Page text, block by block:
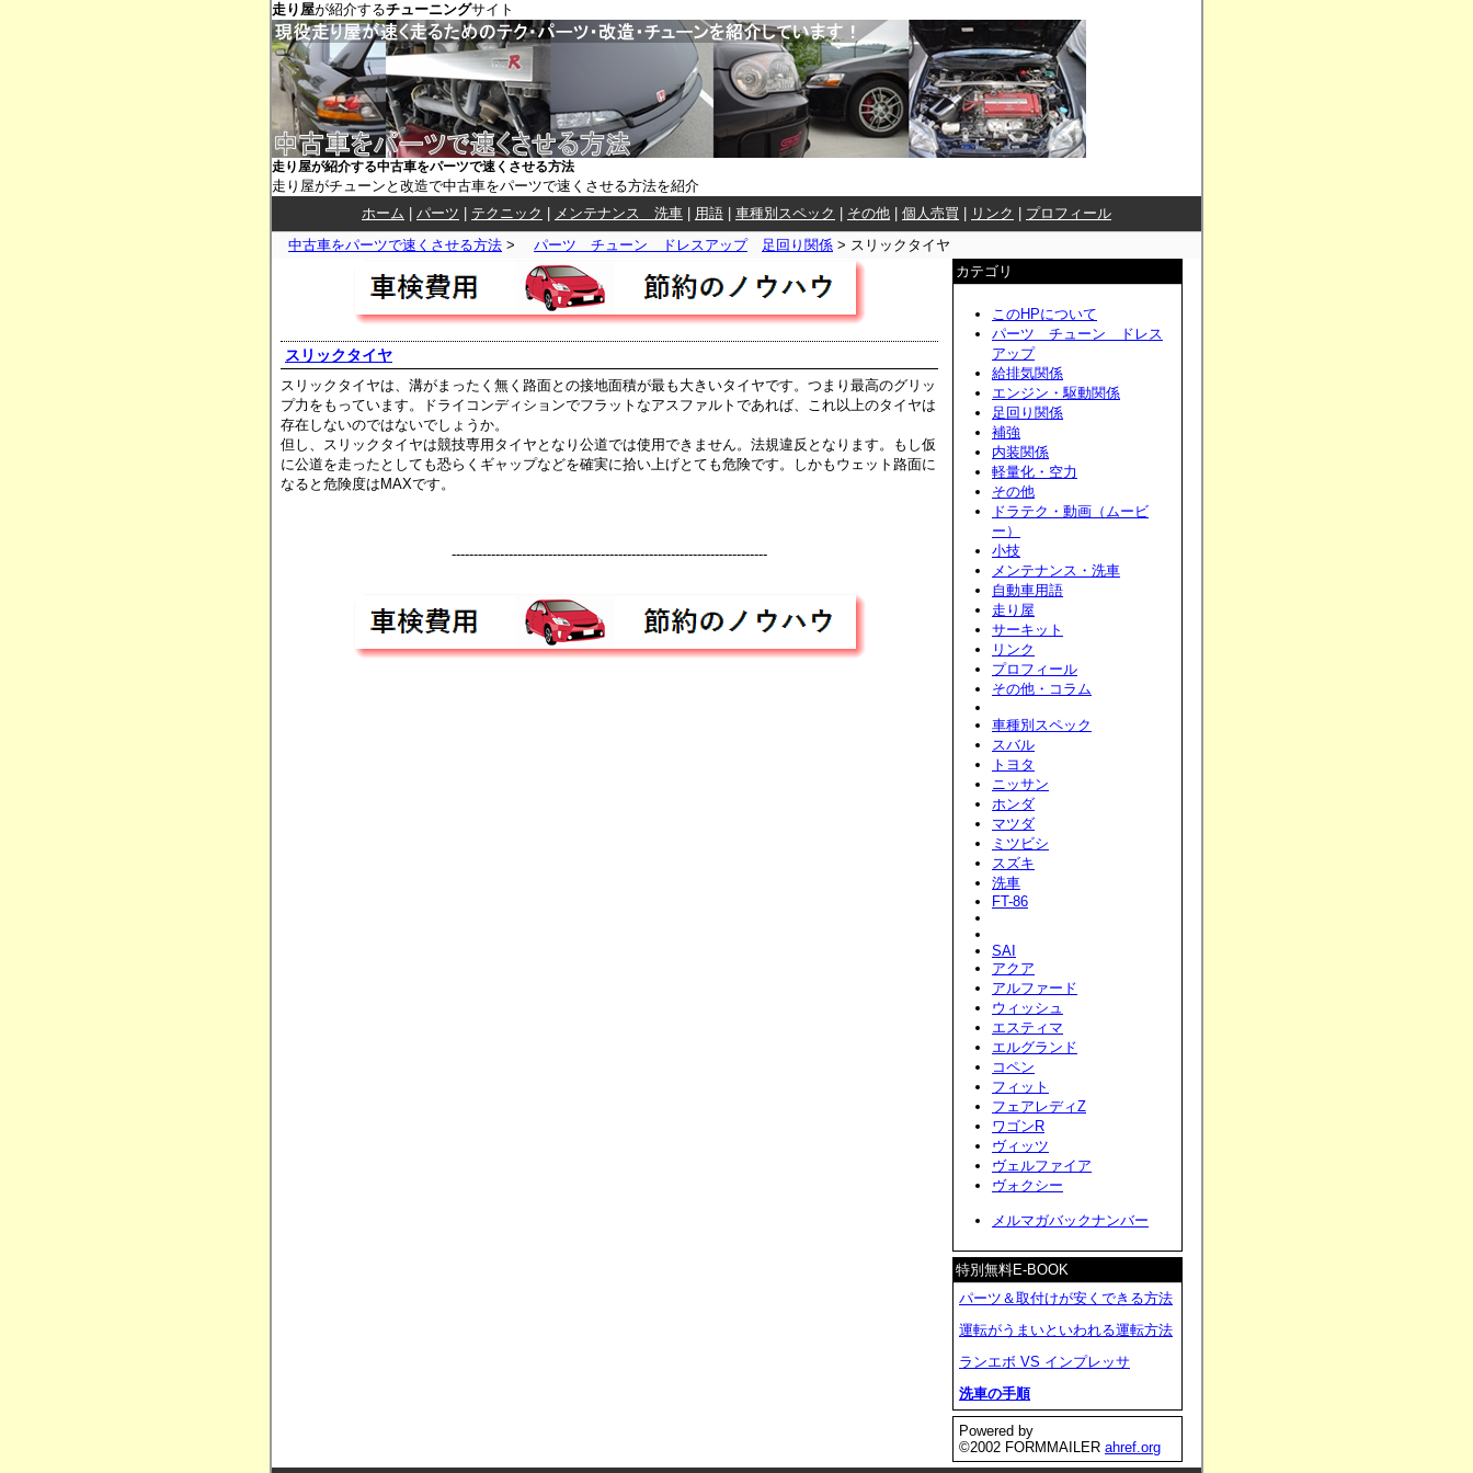
走り屋が紹介するチューニングサイト
走り屋が紹介する中古車をパーツで速くさせる方法
走り屋がチューンと改造で中古車をパーツで速くさせる方法を紹介
ホーム
パーツ テクニック メンテナンス 洗車 用語 車種別スペック その他 個人売買 リンク
プロフィール
中古車をパーツで速くさせる方法 > パーツ チューン ドレスアップ 足回り関係 > スリックタイヤ
スリックタイヤ
スリックタイヤは、溝がまったく無く路面との接地面積が最も大きいタイヤです。つまり最高のグリッ
プ力をもっています。ドライコンディションでフラットなアスファルトであれば、これ以上のタイヤは
存在しないのではないでしょうか。
但し、スリックタイヤは競技専用タイヤとなり公道では使用できません。法規違反となります。もし仮
に公道を走ったとしても恐らくギャップなどを確実に拾い上げとても危険です。しかもウェット路面に
なると危険度はMAXです。
------------------------------------------------------------------------
カテゴリ
このHPについて
パーツ チューン ドレス
アップ
給排気関係
エンジン・駆動関係
足回り関係
補強
内装関係
軽量化・空力
その他
ドラテク・動画（ムービ
ー）
小技
メンテナンス・洗車
自動車用語
走り屋
サーキット
リンク
プロフィール
その他・コラム
車種別スペック
スバル
トヨタ
ニッサン
ホンダ
マツダ
ミツビシ
スズキ
洗車
FT-86
SAI
アクア
アルファード
ウィッシュ
エスティマ
エルグランド
コペン
フィット
フェアレディZ
ワゴンR
ヴィッツ
ヴェルファイア
ヴォクシー
メルマガバックナンバー
特別無料E-BOOK
パーツ＆取付けが安くできる方法
運転がうまいといわれる運転方法
ランエボ VS インプレッサ
洗車の手順
Powered by
©2002 FORMMAILER ahref.org